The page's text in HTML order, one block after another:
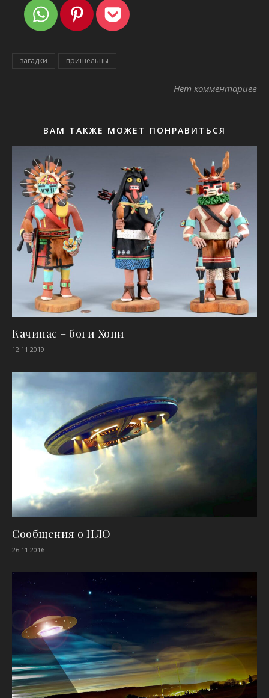
загадки пришельцы
Нет комментариев
ВАМ ТАКЖЕ МОЖЕТ ПОНРАВИТЬСЯ
Качинас – боги Хопи
12.11.2019
Сообщения о НЛО
26.11.2016